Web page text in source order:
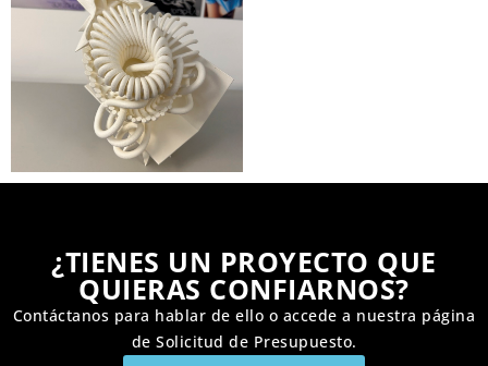
¿TIENES UN PROYECTO QUE
QUIERAS CONFIARNOS?
Contáctanos para hablar de ello o accede a nuestra página
de Solicitud de Presupuesto.